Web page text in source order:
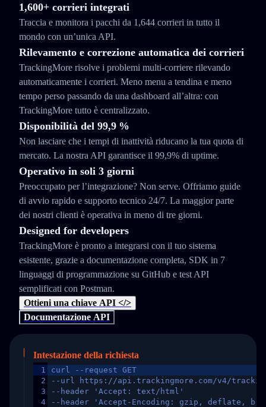
1,600+ corrieri integrati
Traccia e monitora i pacchi da 1,644 corrieri in tutto il
mondo con un’unica API.
Rilevamento e correzione automatica dei corrieri
TrackingMore risolve i problemi multi-corriere rilevando
automaticamente i corrieri. Meno menu a tendina e meno
tempo perso passando da una dashboard all’altra: con
TrackingMore tutto è centralizzato.
Disponibilità del 99,9 %
Non lasciare che i tempi di inattività riducano la tua quota di
mercato. La nostra API garantisce il 99,9% di uptime.
Operativo in soli 3 giorni
Preoccupato per l’integrazione? Non serve. Offriamo guide
di avvio rapido e supporto tecnico 24/7. La maggior parte
dei nostri clienti è operativa in meno di tre giorni.
Designed for developers
TrackingMore è pronto a integrarsi con il tuo sistema
esistente, grazie a documentazione completa, SDK in 7
linguaggi di programmazione su GitHub e test API
semplificati con Postman.
Ottieni una chiave API </>
Documentazione API
Intestazione della richiesta
1
2
3
4
curl --request GET
--url https://api.trackingmore.com/v4/trackings/
--header 'Accept: text/html'
--header 'Accept-Encoding: gzip, deflate,